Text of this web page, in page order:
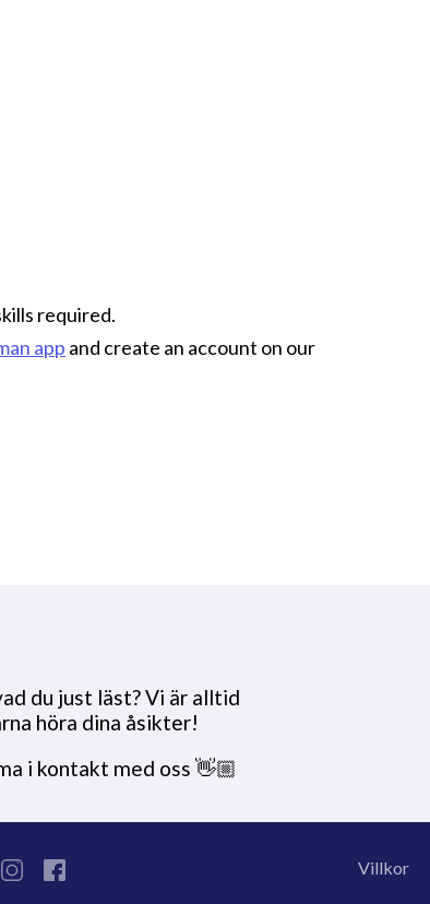
required.
app and create an account on our
du just läst? Vi är alltid
höra dina åsikter!
i kontakt med oss 👋🏼
Villkor